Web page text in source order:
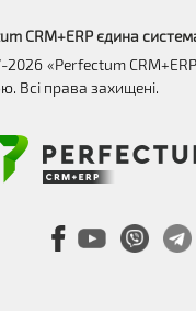
CRM+ERP єдина
«Perfectum
Всі права захищені.